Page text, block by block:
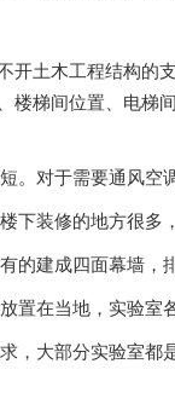
木工程结构的支撑
、楼梯间位置
。对于需要通风空
装修的地方很多，
建成四面幕墙，
当地，实验室各
大部分实验室都是从